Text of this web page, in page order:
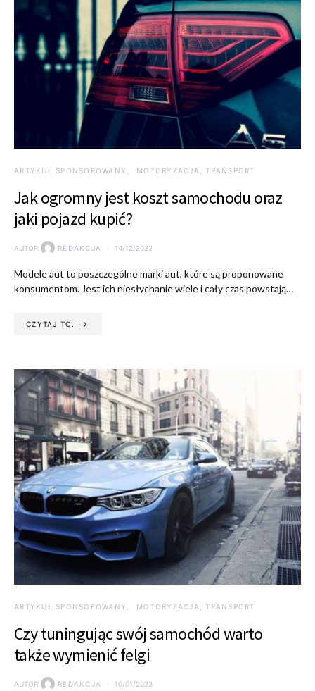
ARTYKUŁ SPONSOROWANY MOTORYZACJA, TRANSPORT
Jak ogromny jest koszt samochodu oraz
jaki pojazd kupić?
AUTOR REDAKCJA 14/12/2022
Modele aut to poszczególne marki aut, które są proponowane
konsumentom. Jest ich niesłychanie wiele i cały czas powstają…
CZYTAJ TO.
ARTYKUŁ SPONSOROWANY MOTORYZACJA, TRANSPORT
Czy tuningując swój samochód warto
także wymienić felgi
AUTOR REDAKCJA 10/01/2023